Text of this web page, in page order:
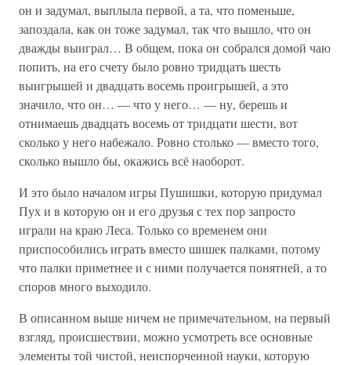
он и задумал, выплыла первой, а та, что поменьше,
запоздала, как он тоже задумал, так что вышло, что он
дважды выиграл… В общем, пока он собрался домой чаю
попить, на его счету было ровно тридцать шесть
выигрышей и двадцать восемь проигрышей, а это
значило, что он… — что у него… — ну, берешь и
отнимаешь двадцать восемь от тридцати шести, вот
сколько у него набежало. Ровно столько — вместо того,
сколько вышло бы, окажись всё наоборот.
И это было началом игры Пушишки, которую придумал
Пух и в которую он и его друзья с тех пор запросто
играли на краю Леса. Только со временем они
приспособились играть вместо шишек палками, потому
что палки приметнее и с ними получается понятней, а то
споров много выходило.
В описанном выше ничем не примечательном, на первый
взгляд, происшествии, можно усмотреть все основные
элементы той чистой, неиспорченной науки, которую